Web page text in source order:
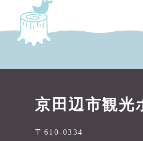
京田辺市観光
〒610-0334